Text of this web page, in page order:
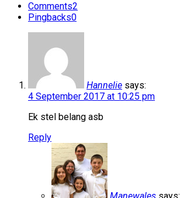
Comments2
Pingbacks0
Hannelie says:
4 September 2017 at 10:25 pm
Ek stel belang asb
Reply